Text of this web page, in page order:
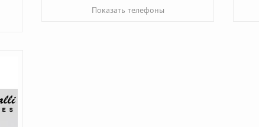
Показать телефоны